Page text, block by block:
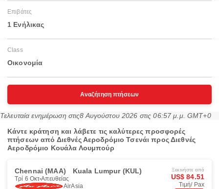
Επιβάτες
1 Ενήλικας
Class
Οικονομία
Αναζήτηση πτήσεων
Τελευταία ενημέρωση στις8 Αυγούστου 2026 στις 06:57 μ.μ. GMT+0
Κάντε κράτηση και λάβετε τις καλύτερες προσφορές
πτήσεων από Διεθνές Αεροδρόμιο Τσενάι προς Διεθνές
Αεροδρόμιο Κουάλα Λουμπούρ
Chennai (MAA) Kuala Lumpur (KUL)
Τρί 6 Οκτ Απευθείας
AirAsia
Ξεκινήστε από
US$ 84.51
Τιμή/ Pax